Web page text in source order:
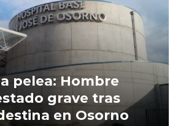
pelea: Hombre
grave tras
en Osorno